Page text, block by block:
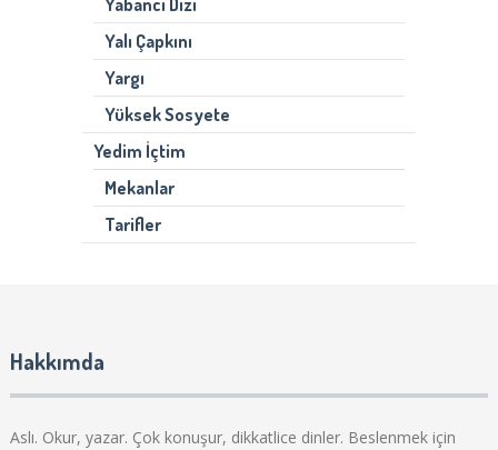
Yabancı Dizi
Yalı Çapkını
Yargı
Yüksek Sosyete
Yedim İçtim
Mekanlar
Tarifler
Hakkımda
Aslı. Okur, yazar. Çok konuşur, dikkatlice dinler. Beslenmek için